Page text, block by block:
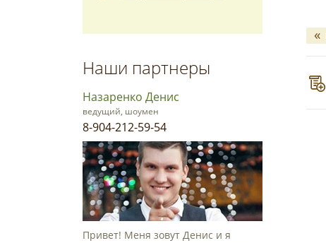
Наши партнеры
Назаренко Денис
ведущий, шоумен
8-904-212-59-54
Привет! Меня зовут Денис и я